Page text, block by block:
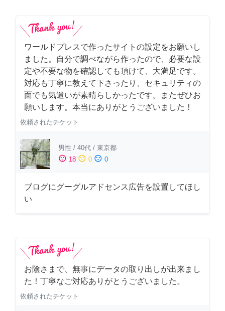
ワールドプレスで作ったサイトの設定をお願いし
ました。自分で調べながら作ったので、必要な設
定や不要な物を確認しても頂けて、大満足です。
対応も丁寧に教えて下さったり、セキュリティの
面でも気遣いが素晴らしかったです。またぜひお
願いします。本当にありがとうございました！
依頼されたチケット
男性 / 40代 / 東京都
sentiment_satisfied 18 sentiment_neutral 0 sentiment_dissatisfied 0
ブログにグーグルアドセンス広告を設置してほし
い
お陰さまで、無事にデータの取り出しが出来まし
た！丁寧なご対応ありがとうございました。
依頼されたチケット